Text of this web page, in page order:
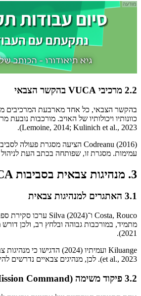
2.2 מרכיבי VUCA בהקשר הצבאי
בהקשר הצבאי, כל אחד מארבעת המרכיבים
Lemoine, 2014; Kulinich et al., 2023).
עמימות. מסגרת זו, שפותחה בכתב העת
3. מנהיגות צבאית בסביבות VUCA
3.1 האתגרים למנהיגות צבאית
2021).
et al., 2023). לכן, מנהיגים צבאיים נדרשים להיות אינטואיטיביים ויצירתיים, להתמודד עם אתגרים ולקחת סיכונים כדי להוביל באפקטיביות (Levey & Levey, 2019; Fattoum et al., 2024).
3.2 פיקוד משימה (Mission Command) כתגובה לסביבות VUCA